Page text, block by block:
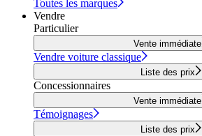
Toutes les marques
Vendre
Particulier
Vente immédiate
Vendre voiture classique
Liste des prix
Concessionnaires
Vente immédiate
Témoignages
Liste des prix